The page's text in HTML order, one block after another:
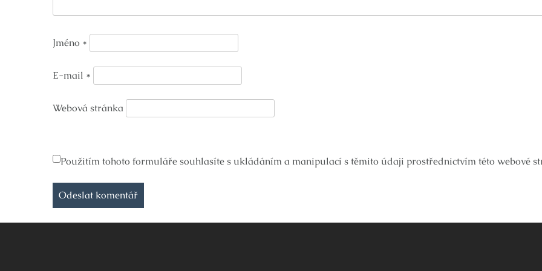
Jméno *
E-mail *
Webová stránka
Použitím tohoto formuláře souhlasíte s ukládáním a manipulací s těmito údaji prostřednictvím této webové